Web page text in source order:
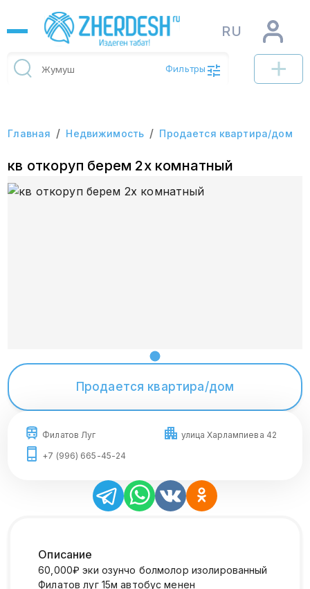
RU
Фильтры
Главная / Недвижимость / Продается квартира/дом
кв откоруп берем 2х комнатный
Продается квартира/дом
Филатов Луг
улица Харлампиева 42
+7 (996) 665-45-24
Описание
60,000₽ эки озунчо болмолор изолированный
Филатов луг 15м автобус менен